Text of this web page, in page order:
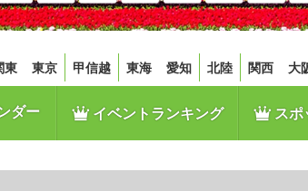
東 東京 甲信越 東海 愛知 北陸 関西 大
ダー イベントランキング スポ